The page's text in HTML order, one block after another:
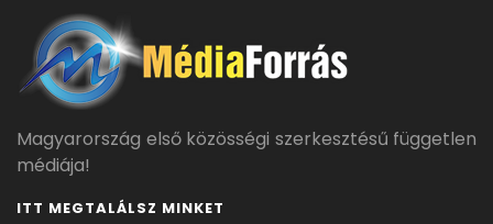
Magyarország első közösségi szerkesztésű független
médiája!
ITT MEGTALÁLSZ MINKET